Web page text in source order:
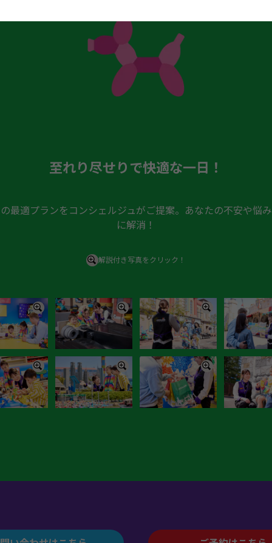
至れり尽せりで快適な一日！
最適プランをコンシェルジュがご提案。あなたの不安や悩
に解消！
解説付き写真をクリック！